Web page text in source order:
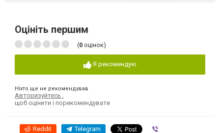
Оцініть першим
(0 оцінок)
Я рекомендую
Ніхто ще не рекомендував
Авторизуйтесь
щоб оцінити і порекомендувати
Reddit Telegram